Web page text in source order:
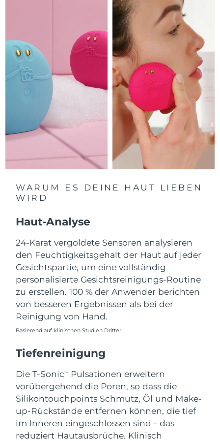
WARUM ES DEINE HAUT LIEBEN
WIRD
Haut-Analyse
24-Karat vergoldete Sensoren analysieren
den Feuchtigkeitsgehalt der Haut auf jeder
Gesichtspartie, um eine vollständig
personalisierte Gesichtsreinigungs-Routine
zu erstellen. 100 % der Anwender berichten
von besseren Ergebnissen als bei der
Reinigung von Hand.
Basierend auf klinischen Studien Dritter
Tiefenreinigung
Die T-SonicTM
Pulsationen erweitern
vorübergehend die Poren, so dass die
Silikontouchpoints Schmutz, Öl und Make-
up-Rückstände entfernen können, die tief
im Inneren eingeschlossen sind - das
reduziert Hautausbrüche. Klinisch
Erwartete Lieferung8/10/26
Erwartete Lieferung 8/10/26
Sonderverwaltungsregion
Macau
Erwartete Lieferung 8/12/26
Malaysia Erwartete Lieferung8/13/26
Erwartete Lieferung 8/10/26
Mexiko Erwartete Lieferung 8/14/26
Monaco Erwartete Lieferung
Neuseeland
Norwegen
Oman Erwartete Lieferung
Philippinen Erwartete Lieferung
Polen Erwartete Lieferung 8/11/26
Portugal
Réunion Erwartete Lieferung
Rumänien Erwartete Lieferung 8/10/26
Russland Erwartete Lieferung